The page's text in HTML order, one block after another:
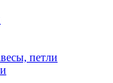
петли